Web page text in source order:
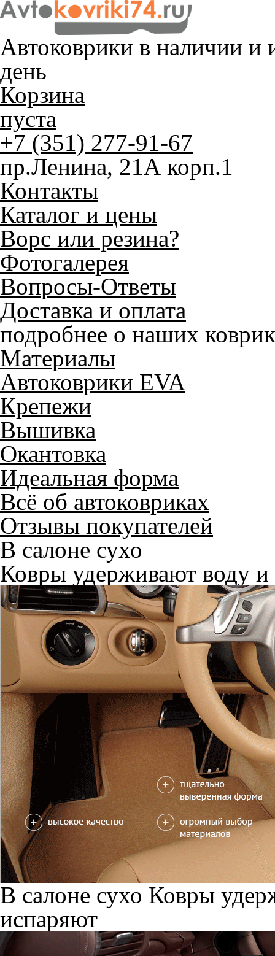
Автоковрики в наличии и
день
Корзина
пуста
+7 (351) 277-91-67
пр.Ленина, 21А корп.1
Контакты
Каталог и цены
Ворс или резина?
Фотогалерея
Вопросы-Ответы
Доставка и оплата
подробнее о наших
Материалы
Автоковрики EVA
Крепежи
Вышивка
Окантовка
Идеальная форма
Всё об автоковриках
Отзывы покупателей
В салоне сухо
Ковры удерживают воду и
В салоне сухо Ковры
испаряют